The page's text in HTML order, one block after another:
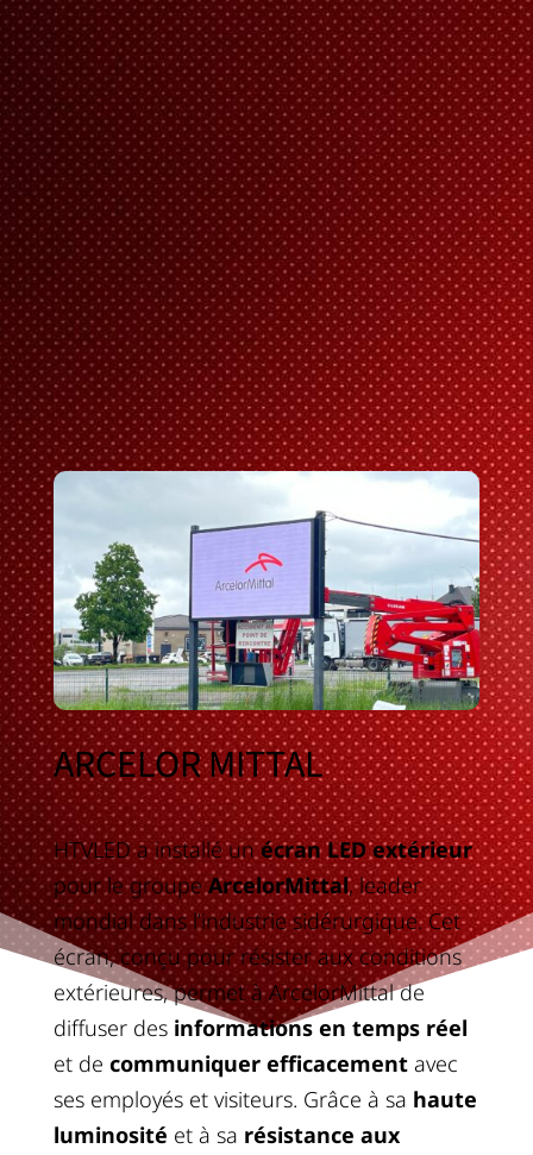
ARCELOR MITTAL
HTVLED a installé unécran LED extérieur
pour le groupeArcelorMittal, leader
mondial dans l’industrie sidérurgique. Cet
écran, conçu pour résister aux conditions
extérieures, permet à ArcelorMittal de
diffuser des informations en temps réel
et de communiquer efficacementavec
ses employés et visiteurs. Grâce à sa haute
luminosité et à sa résistance aux